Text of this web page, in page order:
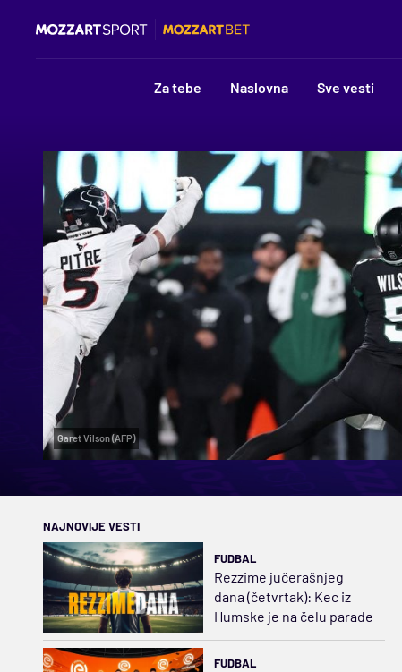
Za tebe Naslovna Sve vesti
Garet Vilson (AFP)
NAJNOVIJE VESTI
FUDBAL
Rezzime jučerašnjeg
dana (četvrtak): Kec iz
Humske je na čelu parade
FUDBAL